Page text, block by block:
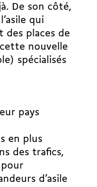
De son côté,
qui
places de
nouvelle
spécialisés
pays
en plus
des trafics,
pour
d’asile